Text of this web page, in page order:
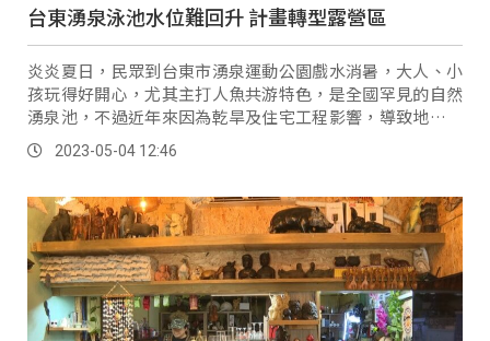
台東湧泉泳池水位難回升 計畫轉型露營區
炎炎夏日，民眾到台東市湧泉運動公園戲水消暑，大人、小
孩玩得好開心，尤其主打人魚共游特色，是全國罕見的自然
湧泉池，不過近年來因為乾旱及住宅工程影響，導致地下水
位大幅下降，湧泉池經常是乾涸見底，根本沒辦法下水游
泳，甚至影響魚類生存。
2023-05-04 12:46